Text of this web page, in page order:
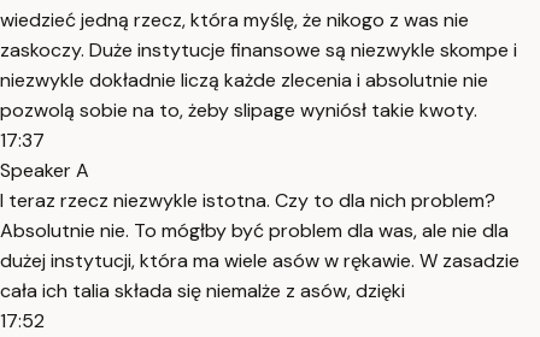
wiedzieć jedną rzecz, która myślę, że nikogo z was nie
zaskoczy. Duże instytucje finansowe są niezwykle skompe i
niezwykle dokładnie liczą każde zlecenia i absolutnie nie
pozwolą sobie na to, żeby slipage wyniósł takie kwoty.
17:37
Speaker A
I teraz rzecz niezwykle istotna. Czy to dla nich problem?
Absolutnie nie. To mógłby być problem dla was, ale nie dla
dużej instytucji, która ma wiele asów w rękawie. W zasadzie
cała ich talia składa się niemalże z asów, dzięki
17:52